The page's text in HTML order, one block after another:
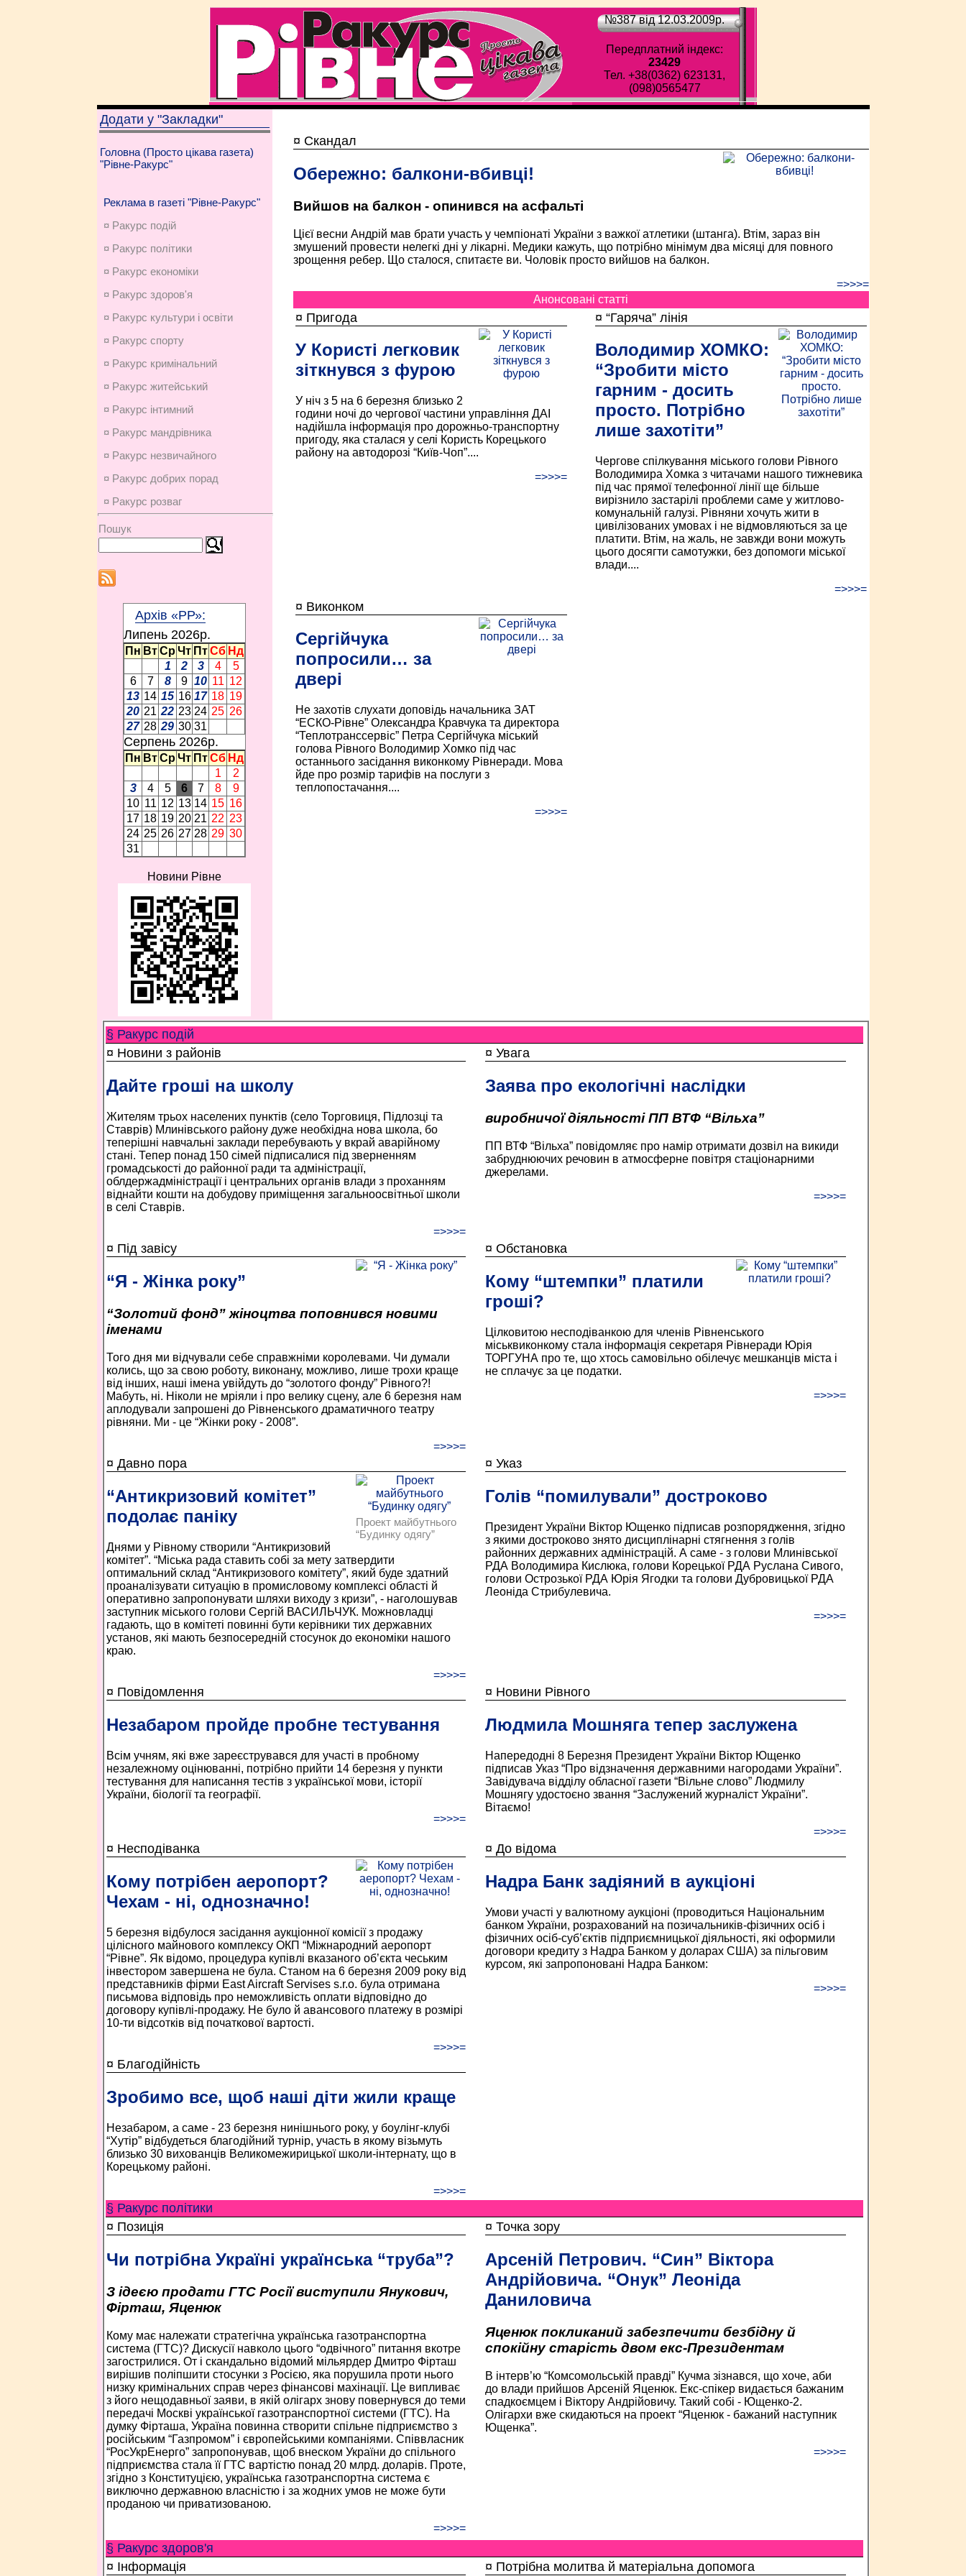
№387 від 12.03.2009p.
Передплатний індекс:
23429
Тел. +38(0362) 623131,
(098)0565477
Додати у "Закладки"
Головна (Просто цікава газета)
"Рівне-Ракурс"
Реклама в газеті "Рівне-Ракурс"
¤ Ракурс подій
¤ Ракурс політики
¤ Ракурс економiки
¤ Ракурс здоров'я
¤ Ракурс культури і освіти
¤ Ракурс спорту
¤ Ракурс кримінальний
¤ Ракурс житейський
¤ Ракурс інтимний
¤ Ракурс мандрівника
¤ Ракурс незвичайного
¤ Ракурс добрих порад
¤ Ракурс розваг
Пошук
Архів «РР»:
Липень 2026p.
Пн ВтСрЧт ПтСб Нд
1
2 3 4
5
6
7 8 9 10 11 12
13 14 15 16 17 18 19
20 21 22 23 24 25 26
27 28 29 30 31
Серпень 2026p.
Пн ВтСрЧт ПтСб Нд
1
2
3
4 5 6 7 8
9
10 11 12 13 14 15 16
17 18 19 20 21 22 23
24 25 26 27 28 29 30
31
Новини Рівне
¤ Скандал
Обережно: балкони-вбивці!
Вийшов на балкон - опинився на асфальті
Цієї весни Андрій мав брати участь у чемпіонаті України з важкої атлетики (штанга). Втім, зараз він
змушений провести нелегкі дні у лікарні. Медики кажуть, що потрібно мінімум два місяці для повного
зрощення ребер. Що сталося, спитаєте ви. Чоловік просто вийшов на балкон.
=>>>=
Анонсовані статті
¤ Пригода
У Користі легковик
зіткнувся з фурою
У ніч з 5 на 6 березня близько 2
години ночі до чергової частини управління ДАІ
надійшла інформація про дорожньо-транспортну
пригоду, яка сталася у селі Користь Корецького
району на автодорозі “Київ-Чоп”....
=>>>=
¤ “Гаряча” лінія
Володимир ХОМКО:
“Зробити місто
гарним - досить
просто. Потрібно
лише захотіти”
Чергове спілкування міського голови Рівного
Володимира Хомка з читачами нашого тижневика
під час прямої телефонної лінії ще більше
вирізнило застарілі проблеми саме у житлово-
комунальній галузі. Рівняни хочуть жити в
цивілізованих умовах і не відмовляються за це
платити. Втім, на жаль, не завжди вони можуть
цього досягти самотужки, без допомоги міської
влади....
=>>>=
¤ Виконком
Сергійчука
попросили… за
двері
Не захотів слухати доповідь начальника ЗАТ
“ЕСКО-Рівне” Олександра Кравчука та директора
“Теплотранссервіс” Петра Сергійчука міський
голова Рівного Володимир Хомко під час
останнього засідання виконкому Рівнеради. Мова
йде про розмір тарифів на послуги з
теплопостачання....
=>>>=
§ Ракурс подій
¤ Новини з районів
Дайте гроші на школу
Жителям трьох населених пунктів (село Торговиця, Підлозці та
Ставрів) Млинівського району дуже необхідна нова школа, бо
теперішні навчальні заклади перебувають у вкрай аварійному
стані. Тепер понад 150 сімей підписалися під зверненням
громадськості до районної ради та адміністрації,
облдержадміністрації і центральних органів влади з проханням
віднайти кошти на добудову приміщення загальноосвітньої школи
в селі Ставрів.
=>>>=
¤ Увага
Заява про екологічні наслідки
виробничої діяльності ПП ВТФ “Вільха”
ПП ВТФ “Вільха” повідомляє про намір отримати дозвіл на викиди
забруднюючих речовин в атмосферне повітря стаціонарними
джерелами.
=>>>=
¤ Під завісу
“Я - Жінка року”
“Золотий фонд” жіноцтва поповнився новими
іменами
Того дня ми відчували себе справжніми королевами. Чи думали
колись, що за свою роботу, виконану, можливо, лише трохи краще
від інших, наші імена увійдуть до “золотого фонду” Рівного?!
Мабуть, ні. Ніколи не мріяли і про велику сцену, але 6 березня нам
аплодували запрошені до Рівненського драматичного театру
рівняни. Ми - це “Жінки року - 2008”.
=>>>=
¤ Обстановка
Кому “штемпки” платили
гроші?
Цілковитою несподіванкою для членів Рівненського
міськвиконкому стала інформація секретаря Рівнеради Юрія
ТОРГУНА про те, що хтось самовільно обілечує мешканців міста і
не сплачує за це податки.
=>>>=
¤ Давно пора
Проект майбутнього
“Будинку одягу”
“Антикризовий комітет”
подолає паніку
Днями у Рівному створили “Антикризовий
комітет”. “Міська рада ставить собі за мету затвердити
оптимальний склад “Антикризового комітету”, який буде здатний
проаналізувати ситуацію в промисловому комплексі області й
оперативно запропонувати шляхи виходу з кризи”, - наголошував
заступник міського голови Сергій ВАСИЛЬЧУК. Можновладці
гадають, що в комітеті повинні бути керівники тих державних
установ, які мають безпосередній стосунок до економіки нашого
краю.
=>>>=
¤ Указ
Голів “помилували” достроково
Президент України Віктор Ющенко підписав розпорядження, згідно
з якими достроково знято дисциплінарні стягнення з голів
районних державних адміністрацій. А саме - з голови Млинівської
РДА Володимира Кислюка, голови Корецької РДА Руслана Сивого,
голови Острозької РДА Юрія Ягодки та голови Дубровицької РДА
Леоніда Стрибулевича.
=>>>=
¤ Повідомлення
Незабаром пройде пробне тестування
Всім учням, які вже зареєструвався для участі в пробному
незалежному оцінюванні, потрібно прийти 14 березня у пункти
тестування для написання тестів з української мови, історії
України, біології та географії.
=>>>=
¤ Новини Рівного
Людмила Мошняга тепер заслужена
Напередодні 8 Березня Президент України Віктор Ющенко
підписав Указ “Про відзначення державними нагородами України”.
Завідувача відділу обласної газети “Вільне слово” Людмилу
Мошнягу удостоєно звання “Заслужений журналіст України”.
Вітаємо!
=>>>=
¤ Несподіванка
Кому потрібен аеропорт?
Чехам - ні, однозначно!
5 березня відбулося засідання аукціонної комісії з продажу
цілісного майнового комплексу ОКП “Міжнародний аеропорт
“Рівне”. Як відомо, процедура купівлі вказаного об’єкта чеським
інвестором завершена не була. Станом на 6 березня 2009 року від
представників фірми East Aircraft Servises s.r.о. була отримана
письмова відповідь про неможливість оплати відповідно до
договору купівлі-продажу. Не було й авансового платежу в розмірі
10-ти відсотків від початкової вартості.
=>>>=
¤ До відома
Надра Банк задіяний в аукціоні
Умови участі у валютному аукціоні (проводиться Національним
банком України, розрахований на позичальників-фізичних осіб і
фізичних осіб-суб’єктів підприємницької діяльності, які оформили
договори кредиту з Надра Банком у доларах США) за пільговим
курсом, які запропоновані Надра Банком:
=>>>=
¤ Благодійність
Зробимо все, щоб наші діти жили краще
Незабаром, а саме - 23 березня нинішнього року, у боулінг-клубі
“Хутір” відбудеться благодійний турнір, участь в якому візьмуть
близько 30 вихованців Великомежирицької школи-інтернату, що в
Корецькому районі.
=>>>=
§ Ракурс політики
¤ Позиція
Чи потрібна Україні українська “труба”?
З ідеєю продати ГТС Росії виступили Янукович,
Фірташ, Яценюк
Кому має належати стратегічна українська газотранспортна
система (ГТС)? Дискусії навколо цього “одвічного” питання вкотре
загострилися. От і скандально відомий мільярдер Дмитро Фірташ
вирішив поліпшити стосунки з Росією, яка порушила проти нього
низку кримінальних справ через фінансові махінації. Це випливає
з його нещодавньої заяви, в якій олігарх знову повернувся до теми
передачі Москві української газотранспортної системи (ГТС). На
думку Фірташа, Україна повинна створити спільне підприємство з
російським “Газпромом” і європейськими компаніями. Співвласник
“РосУкрЕнерго” запропонував, щоб внеском України до спільного
підприємства стала її ГТС вартістю понад 20 млрд. доларів. Проте,
згідно з Конституцією, українська газотранспортна система є
виключно державною власністю і за жодних умов не може бути
проданою чи приватизованою.
=>>>=
¤ Точка зору
Арсеній Петрович. “Син” Віктора
Андрійовича. “Онук” Леоніда
Даниловича
Яценюк покликаний забезпечити безбідну й
спокійну старість двом екс-Президентам
В інтерв’ю “Комсомольській правді” Кучма зізнався, що хоче, аби
до влади прийшов Арсеній Яценюк. Екс-спікер видається бажаним
спадкоємцем і Віктору Андрійовичу. Такий собі - Ющенко-2.
Олігархи вже скидаються на проект “Яценюк - бажаний наступник
Ющенка”.
=>>>=
§ Ракурс здоров'я
¤ Інформація
¤ Потрібна молитва й матеріальна допомога